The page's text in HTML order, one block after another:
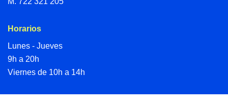
Horarios
Lunes - Jueves
9h a 20h
Viernes de 10h a 14h